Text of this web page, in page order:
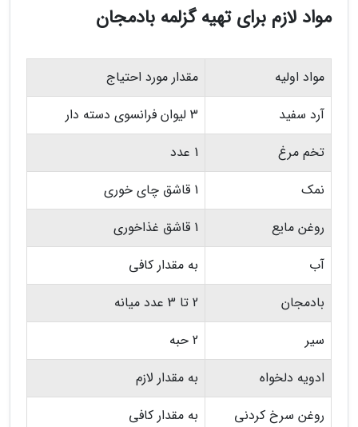
مواد لازم برای تهیه گزلمه بادمجان
مواد اولیه
مقدار مورد احتیاج
آرد سفید
3 لیوان فرانسوی دسته دار
تخم مرغ
1 عدد
نمک
1 قاشق چای خوری
روغن مایع
1 قاشق غذاخوری
آب
به مقدار کافی
بادمجان
2 تا 3 عدد میانه
سیر
2 حبه
ادویه دلخواه
به مقدار لازم
روغن سرخ کردنی
به مقدار کافی